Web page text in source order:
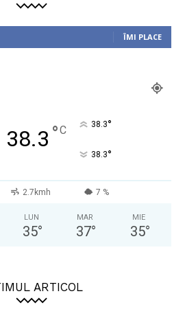
ÎMI PLACE
38.3 °C 38.3°
38.3°
2.7kmh 7 %
LUN
35°
MAR
37°
MIE
35°
ARTICOL